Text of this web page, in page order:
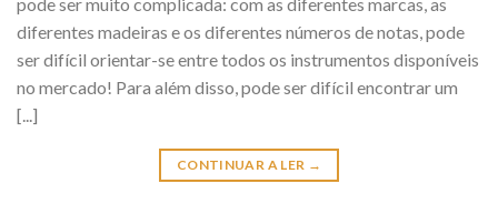
diferentes madeiras e os diferentes números de notas, pode
ser difícil orientar-se entre todos os instrumentos disponíveis
no mercado! Para além disso, pode ser difícil encontrar um
[...]
CONTINUAR A LER →